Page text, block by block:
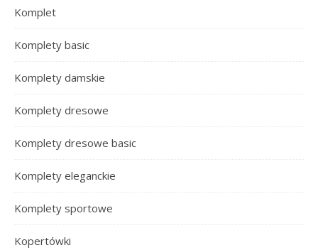
Komplet
Komplety basic
Komplety damskie
Komplety dresowe
Komplety dresowe basic
Komplety eleganckie
Komplety sportowe
Kopertówki